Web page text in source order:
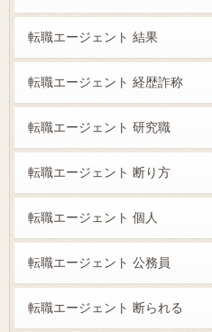
転職エージェント 結果
転職エージェント 経歴詐称
転職エージェント 研究職
転職エージェント 断り方
転職エージェント 個人
転職エージェント 公務員
転職エージェント 断られる